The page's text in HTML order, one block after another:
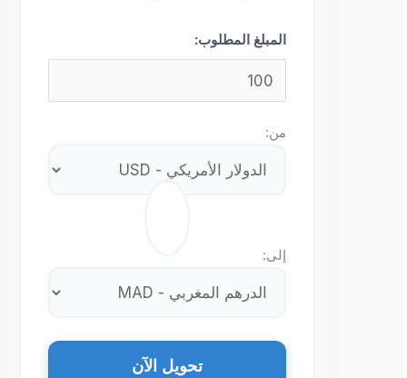
المبلغ المطلوب:
تحويل الآن